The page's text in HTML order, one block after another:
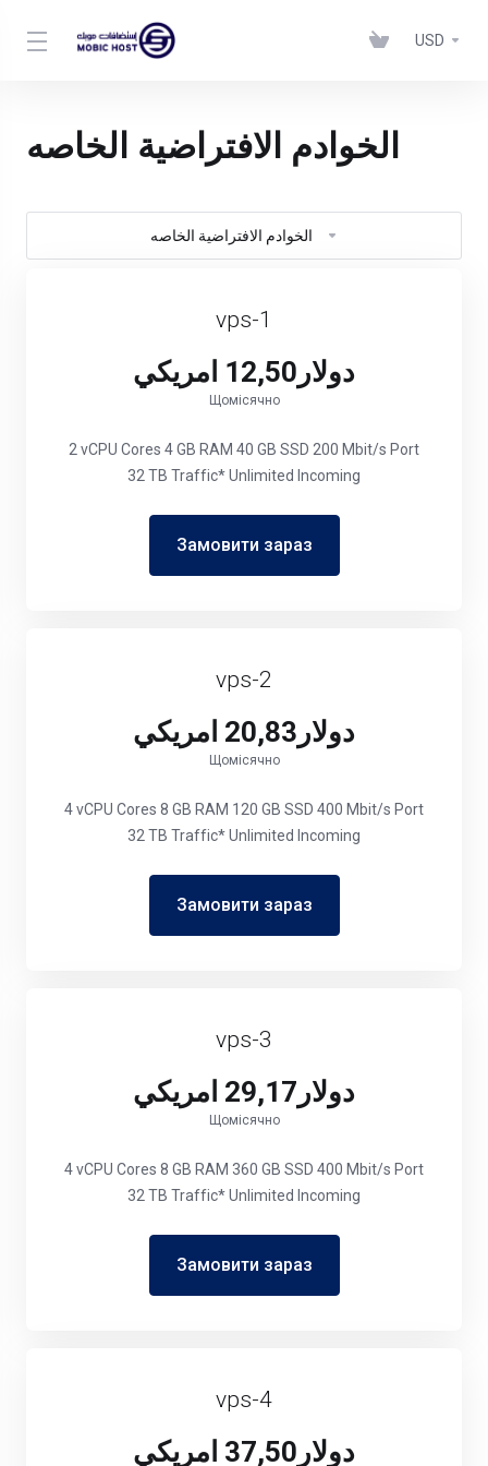
USD
الخوادم الافتراضية الخاصه
الخوادم الافتراضية الخاصه
vps-1
دولار12,50 امريكي
Щомісячно
2 vCPU Cores 4 GB RAM 40 GB SSD 200 Mbit/s Port
32 TB Traffic* Unlimited Incoming
Замовити зараз
vps-2
دولار20,83 امريكي
Щомісячно
4 vCPU Cores 8 GB RAM 120 GB SSD 400 Mbit/s Port
32 TB Traffic* Unlimited Incoming
Замовити зараз
vps-3
دولار29,17 امريكي
Щомісячно
4 vCPU Cores 8 GB RAM 360 GB SSD 400 Mbit/s Port
32 TB Traffic* Unlimited Incoming
Замовити зараз
vps-4
دولار37,50 امريكي